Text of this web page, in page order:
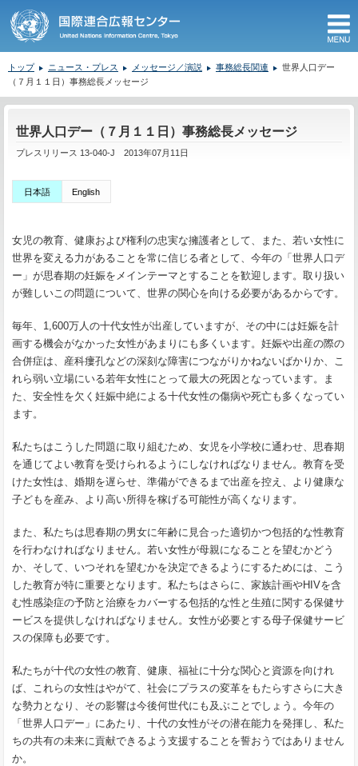
トップ ニュース・プレス メッセージ／演説 事務総長関連
世界人口デー
（７月１１日）事務総長メッセージ
世界人口デー（７月１１日）事務総長メッセージ
プレスリリース 13-040-J 2013年07月11日
日本語 English
女児の教育、健康および権利の忠実な擁護者として、また、若い女性に
世界を変える力があることを常に信じる者として、今年の「世界人口デ
ー」が思春期の妊娠をメインテーマとすることを歓迎します。取り扱い
が難しいこの問題について、世界の関心を向ける必要があるからです。
毎年、1,600万人の十代女性が出産していますが、その中には妊娠を計
画する機会がなかった女性があまりにも多くいます。妊娠や出産の際の
合併症は、産科瘻孔などの深刻な障害につながりかねないばかりか、こ
れら弱い立場にいる若年女性にとって最大の死因となっています。ま
た、安全性を欠く妊娠中絶による十代女性の傷病や死亡も多くなってい
ます。
私たちはこうした問題に取り組むため、女児を小学校に通わせ、思春期
を通じてよい教育を受けられるようにしなければなりません。教育を受
けた女性は、婚期を遅らせ、準備ができるまで出産を控え、より健康な
子どもを産み、より高い所得を稼げる可能性が高くなります。
また、私たちは思春期の男女に年齢に見合った適切かつ包括的な性教育
を行わなければなりません。若い女性が母親になることを望むかどう
か、そして、いつそれを望むかを決定できるようにするためには、こう
した教育が特に重要となります。私たちはさらに、家族計画やHIVを含
む性感染症の予防と治療をカバーする包括的な性と生殖に関する保健サ
ービスを提供しなければなりません。女性が必要とする母子保健サービ
スの保障も必要です。
私たちが十代の女性の教育、健康、福祉に十分な関心と資源を向けれ
ば、これらの女性はやがて、社会にプラスの変革をもたらすさらに大き
な勢力となり、その影響は今後何世代にも及ぶことでしょう。今年の
「世界人口デー」にあたり、十代の女性がその潜在能力を発揮し、私た
ちの共有の未来に貢献できるよう支援することを誓おうではありません
か。